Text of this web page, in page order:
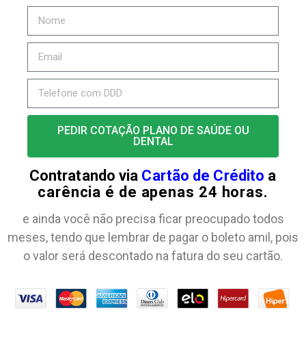
PEDIR COTAÇÃO PLANO DE SAÚDE OU
DENTAL
Contratando via Cartão de Crédito a
carência é de apenas 24 horas.
e ainda você não precisa ficar preocupado todos
meses, tendo que lembrar de pagar o boleto amil, pois
o valor será descontado na fatura do seu cartão.